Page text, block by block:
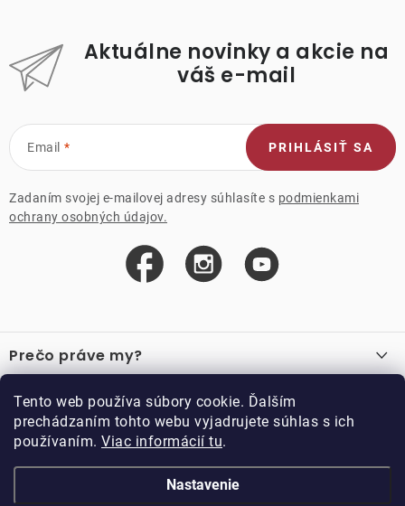
Tento web používa súbory cookie. Ďalším
prechádzaním tohto webu vyjadrujete súhlas s ich
používaním. Viac informácií tu.
Nastavenie
Aktuálne novinky a akcie na
váš e-mail
Email
Zadaním svojej e-mailovej adresy súhlasíte s podmienkami
ochrany osobných údajov.
PRIHLÁSIŤ SA
á
p
ä
Prečo práve my?
Recenzie
Akcie
Důležité odkazy
Velkoobchod
Vzorková prodejna
Kariéra
O nákupe
Obchodné podmienky